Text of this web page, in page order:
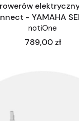
- YAMAHA
notiOne
Cena
789,00 zł